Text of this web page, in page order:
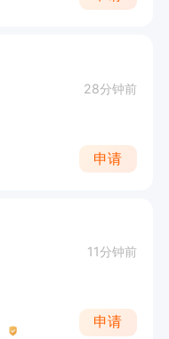
28分钟前
申请
11分钟前
申请